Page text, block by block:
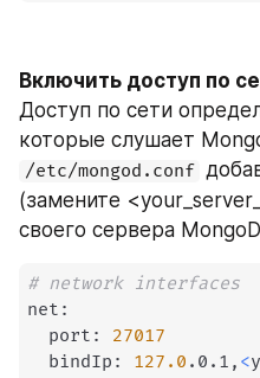
Включить доступ по
Доступ по сети
/etc/mongod.conf
(замените
своего сервера
# network interfaces
net:
  port:
27017
  bindIp:
127.0 .0.1, <